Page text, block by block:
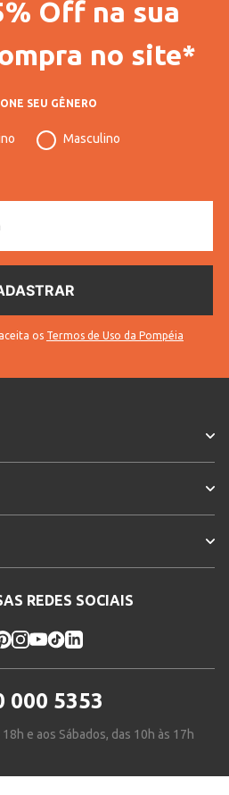
Fitness
10206906661303
Masculino
Convencional
Off na sua
no site*
SEU GÊNERO
Masculino
os Termos de Uso da Pompéia
REDES SOCIAIS
000 5353
e aos Sábados, das 10h às 17h